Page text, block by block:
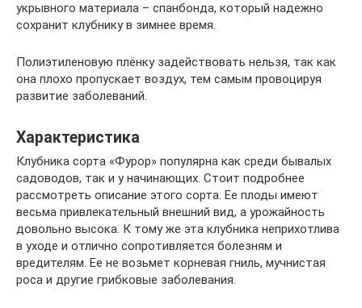
укрывного материала – спанбонда, который надежно
сохранит клубнику в зимнее время.
Полиэтиленовую плёнку задействовать нельзя, так как
она плохо пропускает воздух, тем самым провоцируя
развитие заболеваний.
Характеристика
Клубника сорта «Фурор» популярна как среди бывалых
садоводов, так и у начинающих. Стоит подробнее
рассмотреть описание этого сорта. Ее плоды имеют
весьма привлекательный внешний вид, а урожайность
довольно высока. К тому же эта клубника неприхотлива
в уходе и отлично сопротивляется болезням и
вредителям. Ее не возьмет корневая гниль, мучнистая
роса и другие грибковые заболевания.